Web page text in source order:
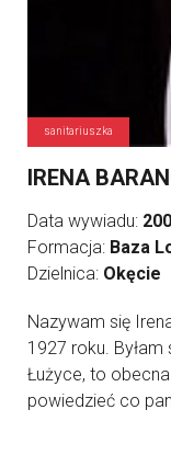
sanitariuszka
IRENA
Data wywiadu:
Formacja: Baza
Dzielnica: Okęcie
Nazywam się
1927 roku.
Łużyce, to
powiedzieć co